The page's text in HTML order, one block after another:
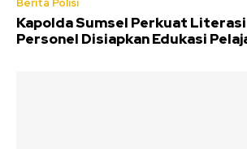
Berita Polisi
Kapolda Sumsel Perkuat Literasi
Personel Disiapkan Edukasi